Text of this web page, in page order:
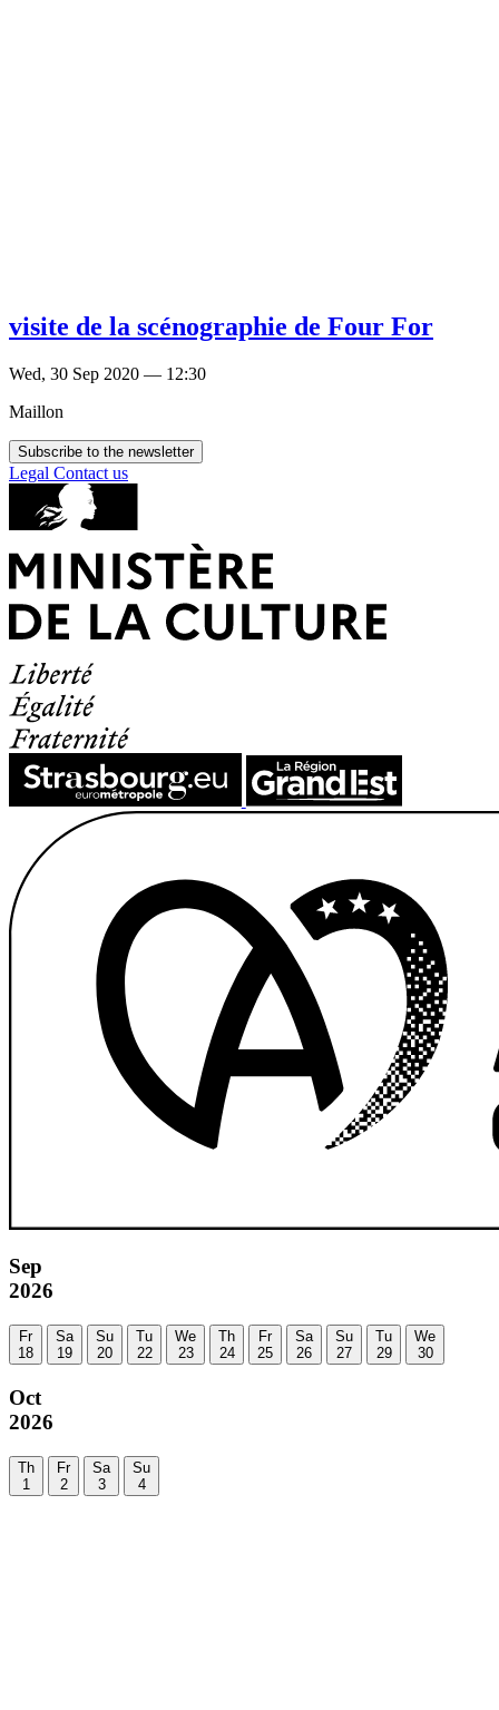
visite de la scénographie de Four For
Wed, 30 Sep 2020 — 12:30
Maillon
Subscribe to the newsletter
Legal Contact us
Sep
2026
Fr
18
Sa
19
Su
20
Tu
22
We
23
Th
24
Fr
25
Sa
26
Su
27
Tu
29
We
30
Oct
2026
Th
1
Fr
2
Sa
3
Su
4